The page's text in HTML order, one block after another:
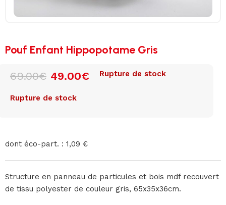
Pouf Enfant Hippopotame Gris
69.00€ 49.00€ Rupture de stock
Rupture de stock
dont éco-part. : 1,09 €
Structure en panneau de particules et bois mdf recouvert
de tissu polyester de couleur gris, 65x35x36cm.